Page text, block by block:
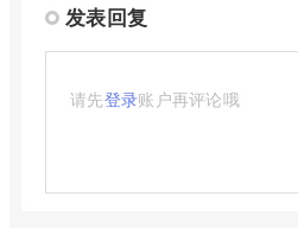
发表回复
请先登录账户再评论哦